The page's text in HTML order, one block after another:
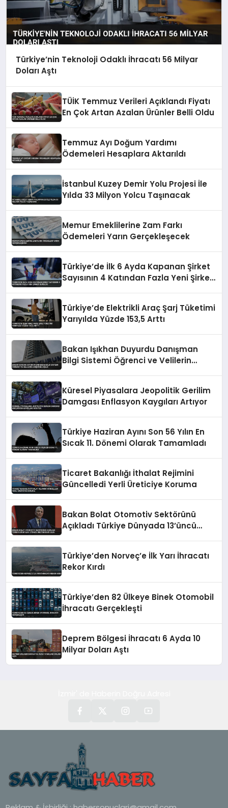
Türkiye’nin Teknoloji Odaklı İhracatı 56 Milyar
Doları Aştı
TÜİK Temmuz Verileri Açıklandı Fiyatı
En Çok Artan Azalan Ürünler Belli Oldu
Temmuz Ayı Doğum Yardımı
Ödemeleri Hesaplara Aktarıldı
İstanbul Kuzey Demir Yolu Projesi İle
Yılda 33 Milyon Yolcu Taşınacak
Memur Emeklilerine Zam Farkı
Ödemeleri Yarın Gerçekleşecek
Türkiye’de İlk 6 Ayda Kapanan Şirket
Sayısının 4 Katından Fazla Yeni Şirket
Türkiye’de Elektrikli Araç Şarj Tüketimi
Yarıyılda Yüzde 153,5 Arttı
Bakan Işıkhan Duyurdu Danışman
Bilgi Sistemi Öğrenci ve Velilerin
Küresel Piyasalara Jeopolitik Gerilim
Damgası Enflasyon Kaygıları Artıyor
Türkiye Haziran Ayını Son 56 Yılın En
Sıcak 11. Dönemi Olarak Tamamladı
Ticaret Bakanlığı İthalat Rejimini
Güncelledi Yerli Üreticiye Koruma
Bakan Bolat Otomotiv Sektörünü
Açıkladı Türkiye Dünyada 13’üncü
Türkiye’den Norveç’e İlk Yarı İhracatı
Rekor Kırdı
Türkiye’den 82 Ülkeye Binek Otomobil
İhracatı Gerçekleşti
Deprem Bölgesi İhracatı 6 Ayda 10
Milyar Doları Aştı